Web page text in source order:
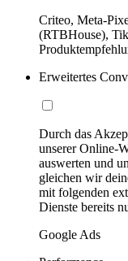
Criteo, Meta-
(RTBHouse),
Erweitertes
Durch das
unserer Online-
auswerten und
gleichen wir
mit folgenden
Dienste bereits
Google Ads